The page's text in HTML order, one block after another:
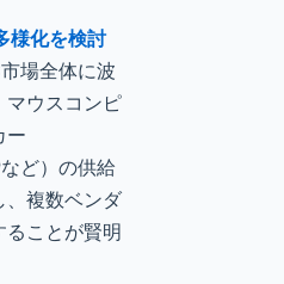
様化を検討
場全体に波
マウスコンピ
ー
ど）の供給
、複数ベンダ
ることが賢明